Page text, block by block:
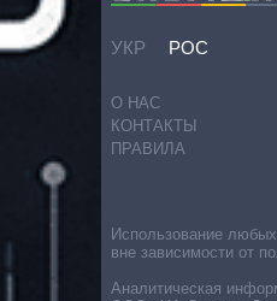
УКР РОС
О НАС
КОНТАКТЫ
ПРАВИЛА
Использование
вне зависимости от
Аналитическая